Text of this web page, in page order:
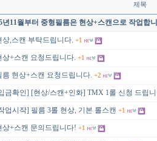
제목
년11월부터 중형필름은 현상+스캔으로 작업합
상,스캔 부탁드립니다. +1
상+스캔 요청드립니다. +1
름 현상+스캔 요청드립니다. +2
금확인] [현상/스캔+인화] TMX 1롤 신청 드립
업시작] 필름 3롤 현상, 기본 롤스캔 +1
상+스캔 문의드립니다! +1